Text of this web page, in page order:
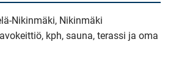
Nikinmäki, Nikinmäki
kph, sauna, terassi ja oma